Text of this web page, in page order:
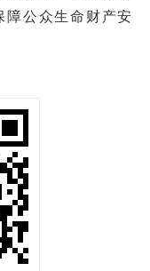
障公众生命财产安